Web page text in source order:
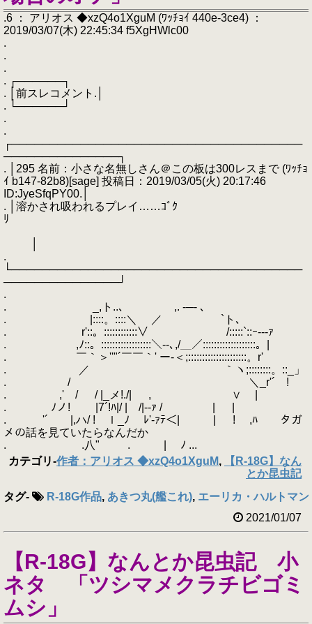
.6 ： アリオス ◆xzQ4o1XguM (ﾜｯﾁｮｲ 440e-3ce4) ：
2019/03/07(木) 22:45:34 f5XgHWlc00
.
.
.
. ┌──────┐
. │前スレコメント.│
. └──────┘
.
.
┌──────────────────────────────────────
───────────────┐
. │295 名前：小さな名無しさん＠この板は300レスまで (ﾜｯﾁｮ
ｲ b147-82b8)[sage] 投稿日：2019/03/05(火) 20:17:46
ID:JyeSfqPY00.│
. │溶かされ吸われるプレイ……ｺﾞｸ
ﾘ
.
└──────────────────────────────────────
───────────────┘
.
. _,ト..､ ,. -─- ､
. |::::。::::＼ ／ `ト､
. r'::。::::::::::::∨ /:::::`::ｰ--‐ｧ
. ,ﾉ::。::::::::::::::::::＼‐-､,/＿／:::::::::::::::::::。|
. ￣｀＞''"´￣￣｀' ー‐＜;:::::::::::::::::::::。r'
. ／ ｀ヽ;::::::::。::_」
. / ＼_r'´ !
. ,' / / |_メ!./| , ∨ |
. ﾉノ! |7´!ﾊ|/ | /|-‐ｧ / | |
. '´ |,ハ/ ! ｌ_ﾉ ﾚ'‐ｧﾃ＜| | ! ,ﾊ タガ
メの話を見ていたらなんだか
. .八" . | ﾉ ...
カテゴリ-作者：アリオス ◆xzQ4o1XguM,
【R-18G】なん
とか昆虫記
タグ- R-18G作品, あきつ丸(艦これ), エーリカ・ハルトマン
2021/01/07
【R-18G】なんとか昆虫記 小
ネタ 「ツシマメクラチビゴミ
ムシ」